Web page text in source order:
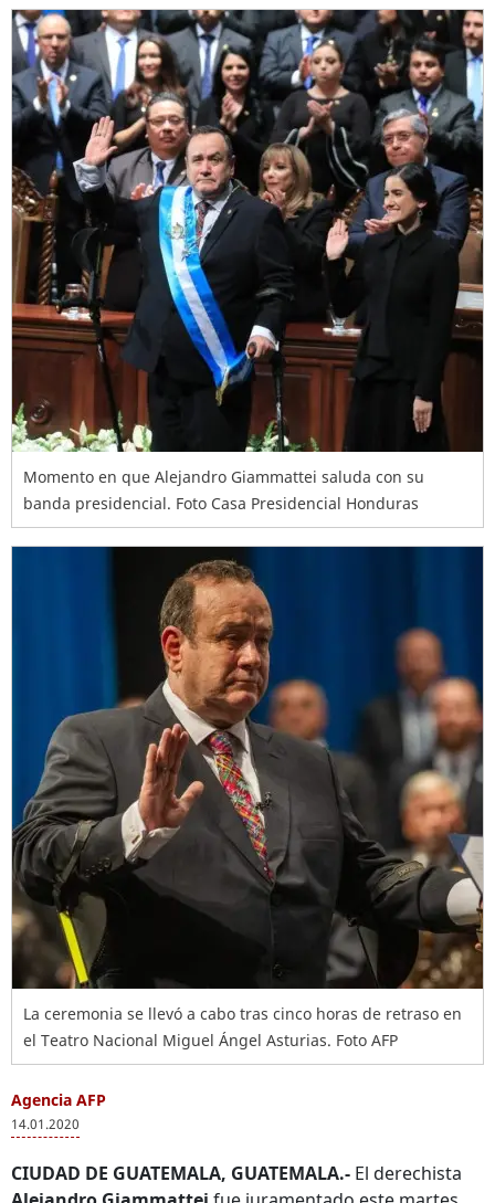
Momento en que Alejandro Giammattei saluda con su
banda presidencial. Foto Casa Presidencial Honduras
La ceremonia se llevó a cabo tras cinco horas de retraso en
el Teatro Nacional Miguel Ángel Asturias. Foto AFP
Agencia AFP
14.01.2020
CIUDAD DE GUATEMALA, GUATEMALA.- El derechista